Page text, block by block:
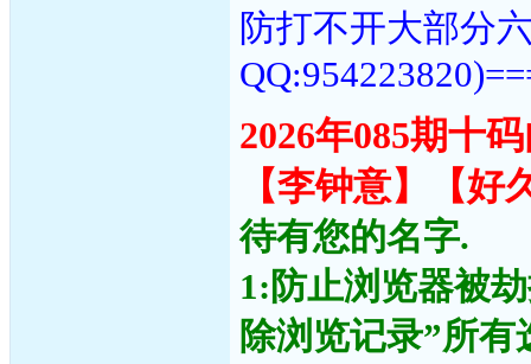
防打不开大部分
2026年085期十
【李钟意】【
待有您的名字.
1:防止浏览器被
除浏览记录”所